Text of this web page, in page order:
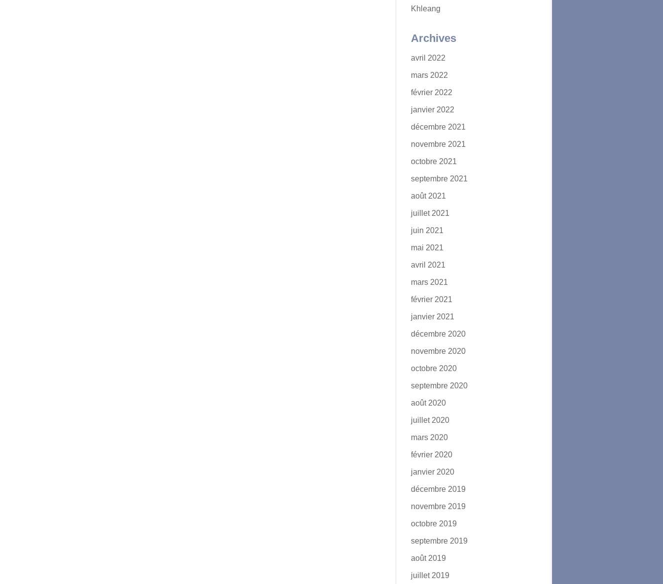
Khleang
Archives
avril 2022
mars 2022
février 2022
janvier 2022
décembre 2021
novembre 2021
octobre 2021
septembre 2021
août 2021
juillet 2021
juin 2021
mai 2021
avril 2021
mars 2021
février 2021
janvier 2021
décembre 2020
novembre 2020
octobre 2020
septembre 2020
août 2020
juillet 2020
mars 2020
février 2020
janvier 2020
décembre 2019
novembre 2019
octobre 2019
septembre 2019
août 2019
juillet 2019